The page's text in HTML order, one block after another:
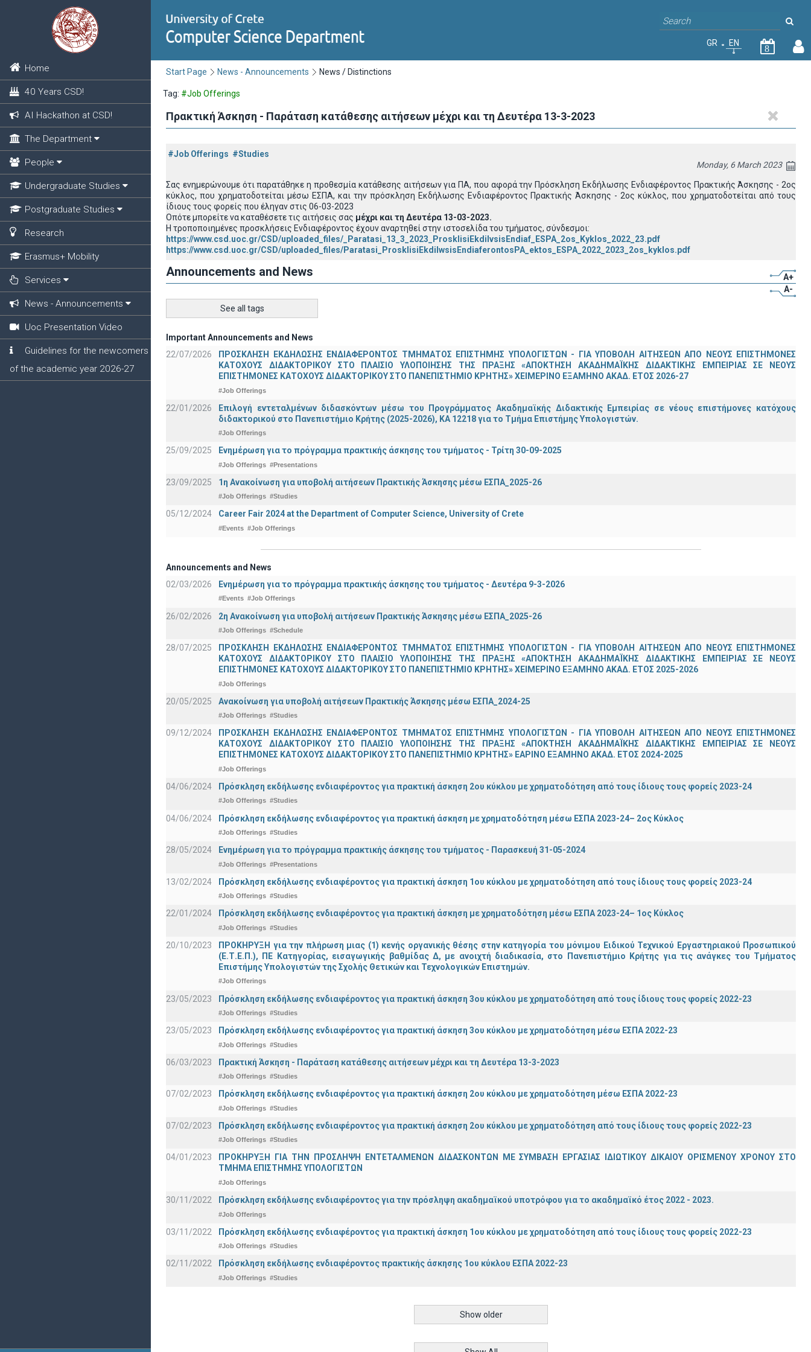
Home
40 Years CSD!
AI Hackathon at CSD!
The Department
People
Undergraduate Studies
Postgraduate Studies
Research
Erasmus+ Mobility
Services
News - Announcements
Uoc Presentation Video
Guidelines for the newcomers
of the academic year 2026-27
GR EN
8
Start Page News - Announcements News / Distinctions
Tag: #Job Offerings
Πρακτική Άσκηση - Παράταση κατάθεσης αιτήσεων μέχρι και τη Δευτέρα 13-3-2023
#Job Offerings #Studies
Monday, 6 March 2023
Σας ενημερώνουμε ότι παρατάθηκε η προθεσμία κατάθεσης αιτήσεων για ΠΑ, που αφορά την Πρόσκληση Εκδήλωσης Ενδιαφέροντος Πρακτικής Άσκησης - 2ος
κύκλος, που χρηματοδοτείται μέσω ΕΣΠΑ, και την πρόσκληση Εκδήλωσης Ενδιαφέροντος Πρακτικής Άσκησης - 2ος κύκλος, που χρηματοδοτείται από τους
ίδιους τους φορείς που έληγαν στις 06-03-2023
Οπότε μπορείτε να καταθέσετε τις αιτήσεις σας μέχρι και τη Δευτέρα 13-03-2023.
Η τροποποιημένες προσκλήσεις Ενδιαφέροντος έχουν αναρτηθεί στην ιστοσελίδα του τμήματος, σύνδεσμοι:
https://www.csd.uoc.gr/CSD/uploaded_files/_Paratasi_13_3_2023_ProsklisiEkdilvsisEndiaf_ESPA_2os_Kyklos_2022_23.pdf
https://www.csd.uoc.gr/CSD/uploaded_files/Paratasi_ProsklisiEkdilwsisEndiaferontosPA_ektos_ESPA_2022_2023_2os_kyklos.pdf
Announcements and News
A+
A-
See all tags
Important Announcements and News
22/07/2026
ΠΡΟΣΚΛΗΣΗ ΕΚΔΗΛΩΣΗΣ ΕΝΔΙΑΦΕΡΟΝΤΟΣ ΤΜΗΜΑΤΟΣ ΕΠΙΣΤΗΜΗΣ ΥΠΟΛΟΓΙΣΤΩΝ - ΓΙΑ ΥΠΟΒΟΛΗ ΑΙΤΗΣΕΩΝ ΑΠΟ ΝΕΟΥΣ ΕΠΙΣΤΗΜΟΝΕΣ
ΚΑΤΟΧΟΥΣ ΔΙΔΑΚΤΟΡΙΚΟΥ ΣΤΟ ΠΛΑΙΣΙΟ ΥΛΟΠΟΙΗΣΗΣ ΤΗΣ ΠΡΑΞΗΣ «ΑΠΟΚΤΗΣΗ ΑΚΑΔΗΜΑΪΚΗΣ ΔΙΔΑΚΤΙΚΗΣ ΕΜΠΕΙΡΙΑΣ ΣΕ ΝΕΟΥΣ
ΕΠΙΣΤΗΜΟΝΕΣ ΚΑΤΟΧΟΥΣ ΔΙΔΑΚΤΟΡΙΚΟΥ ΣΤΟ ΠΑΝΕΠΙΣΤΗΜΙΟ ΚΡΗΤΗΣ» ΧΕΙΜΕΡΙΝΟ ΕΞΑΜΗΝΟ ΑΚΑΔ. ΕΤΟΣ 2026-27
#Job Offerings
22/01/2026
Επιλογή εντεταλμένων διδασκόντων μέσω του Προγράμματος Ακαδημαϊκής Διδακτικής Εμπειρίας σε νέους επιστήμονες κατόχους
διδακτορικού στο Πανεπιστήμιο Κρήτης (2025-2026), ΚΑ 12218 για το Τμήμα Επιστήμης Υπολογιστών.
#Job Offerings
25/09/2025 Ενημέρωση για το πρόγραμμα πρακτικής άσκησης του τμήματος - Τρίτη 30-09-2025
#Job Offerings #Presentations
23/09/2025 1η Ανακοίνωση για υποβολή αιτήσεων Πρακτικής Άσκησης μέσω ΕΣΠΑ_2025-26
#Job Offerings #Studies
05/12/2024 Career Fair 2024 at the Department of Computer Science, University of Crete
#Events #Job Offerings
Announcements and News
02/03/2026
Ενημέρωση για το πρόγραμμα πρακτικής άσκησης του τμήματος - Δευτέρα 9-3-2026
#Events #Job Offerings
26/02/2026 2η Ανακοίνωση για υποβολή αιτήσεων Πρακτικής Άσκησης μέσω ΕΣΠΑ_2025-26
#Job Offerings #Schedule
28/07/2025
ΠΡΟΣΚΛΗΣΗ ΕΚΔΗΛΩΣΗΣ ΕΝΔΙΑΦΕΡΟΝΤΟΣ ΤΜΗΜΑΤΟΣ ΕΠΙΣΤΗΜΗΣ ΥΠΟΛΟΓΙΣΤΩΝ - ΓΙΑ ΥΠΟΒΟΛΗ ΑΙΤΗΣΕΩΝ ΑΠΟ ΝΕΟΥΣ ΕΠΙΣΤΗΜΟΝΕΣ
ΚΑΤΟΧΟΥΣ ΔΙΔΑΚΤΟΡΙΚΟΥ ΣΤΟ ΠΛΑΙΣΙΟ ΥΛΟΠΟΙΗΣΗΣ ΤΗΣ ΠΡΑΞΗΣ «ΑΠΟΚΤΗΣΗ ΑΚΑΔΗΜΑΪΚΗΣ ΔΙΔΑΚΤΙΚΗΣ ΕΜΠΕΙΡΙΑΣ ΣΕ ΝΕΟΥΣ
ΕΠΙΣΤΗΜΟΝΕΣ ΚΑΤΟΧΟΥΣ ΔΙΔΑΚΤΟΡΙΚΟΥ ΣΤΟ ΠΑΝΕΠΙΣΤΗΜΙΟ ΚΡΗΤΗΣ» ΧΕΙΜΕΡΙΝΟ ΕΞΑΜΗΝΟ ΑΚΑΔ. ΕΤΟΣ 2025-2026
#Job Offerings
20/05/2025 Ανακοίνωση για υποβολή αιτήσεων Πρακτικής Άσκησης μέσω ΕΣΠΑ_2024-25
#Job Offerings #Studies
09/12/2024
ΠΡΟΣΚΛΗΣΗ ΕΚΔΗΛΩΣΗΣ ΕΝΔΙΑΦΕΡΟΝΤΟΣ ΤΜΗΜΑΤΟΣ ΕΠΙΣΤΗΜΗΣ ΥΠΟΛΟΓΙΣΤΩΝ - ΓΙΑ ΥΠΟΒΟΛΗ ΑΙΤΗΣΕΩΝ ΑΠΟ ΝΕΟΥΣ ΕΠΙΣΤΗΜΟΝΕΣ
ΚΑΤΟΧΟΥΣ ΔΙΔΑΚΤΟΡΙΚΟΥ ΣΤΟ ΠΛΑΙΣΙΟ ΥΛΟΠΟΙΗΣΗΣ ΤΗΣ ΠΡΑΞΗΣ «ΑΠΟΚΤΗΣΗ ΑΚΑΔΗΜΑΪΚΗΣ ΔΙΔΑΚΤΙΚΗΣ ΕΜΠΕΙΡΙΑΣ ΣΕ ΝΕΟΥΣ
ΕΠΙΣΤΗΜΟΝΕΣ ΚΑΤΟΧΟΥΣ ΔΙΔΑΚΤΟΡΙΚΟΥ ΣΤΟ ΠΑΝΕΠΙΣΤΗΜΙΟ ΚΡΗΤΗΣ» ΕΑΡΙΝΟ ΕΞΑΜΗΝΟ ΑΚΑΔ. ΕΤΟΣ 2024-2025
#Job Offerings
04/06/2024 Πρόσκληση εκδήλωσης ενδιαφέροντος για πρακτική άσκηση 2ου κύκλου με χρηματοδότηση από τους ίδιους τους φορείς 2023-24
#Job Offerings #Studies
04/06/2024 Πρόσκληση εκδήλωσης ενδιαφέροντος για πρακτική άσκηση με χρηματοδότηση μέσω ΕΣΠΑ 2023-24– 2ος Κύκλος
#Job Offerings #Studies
28/05/2024 Ενημέρωση για το πρόγραμμα πρακτικής άσκησης του τμήματος - Παρασκευή 31-05-2024
#Job Offerings #Presentations
13/02/2024 Πρόσκληση εκδήλωσης ενδιαφέροντος για πρακτική άσκηση 1ου κύκλου με χρηματοδότηση από τους ίδιους τους φορείς 2023-24
#Job Offerings #Studies
22/01/2024 Πρόσκληση εκδήλωσης ενδιαφέροντος για πρακτική άσκηση με χρηματοδότηση μέσω ΕΣΠΑ 2023-24– 1ος Κύκλος
#Job Offerings #Studies
20/10/2023
ΠΡΟΚΗΡΥΞΗ για την πλήρωση μιας (1) κενής οργανικής θέσης στην κατηγορία του μόνιμου Ειδικού Τεχνικού Εργαστηριακού Προσωπικού
(Ε.Τ.Ε.Π.), ΠΕ Κατηγορίας, εισαγωγικής βαθμίδας Δ, με ανοιχτή διαδικασία, στο Πανεπιστήμιο Κρήτης για τις ανάγκες του Τμήματος
Επιστήμης Υπολογιστών της Σχολής Θετικών και Τεχνολογικών Επιστημών.
#Job Offerings
23/05/2023 Πρόσκληση εκδήλωσης ενδιαφέροντος για πρακτική άσκηση 3ου κύκλου με χρηματοδότηση από τους ίδιους τους φορείς 2022-23
#Job Offerings #Studies
23/05/2023 Πρόσκληση εκδήλωσης ενδιαφέροντος για πρακτική άσκηση 3ου κύκλου με χρηματοδότηση μέσω ΕΣΠΑ 2022-23
#Job Offerings #Studies
06/03/2023 Πρακτική Άσκηση - Παράταση κατάθεσης αιτήσεων μέχρι και τη Δευτέρα 13-3-2023
#Job Offerings #Studies
07/02/2023 Πρόσκληση εκδήλωσης ενδιαφέροντος για πρακτική άσκηση 2ου κύκλου με χρηματοδότηση μέσω ΕΣΠΑ 2022-23
#Job Offerings #Studies
07/02/2023 Πρόσκληση εκδήλωσης ενδιαφέροντος για πρακτική άσκηση 2ου κύκλου με χρηματοδότηση από τους ίδιους τους φορείς 2022-23
#Job Offerings #Studies
04/01/2023
ΠΡΟΚΗΡΥΞΗ ΓΙΑ ΤΗΝ ΠΡΟΣΛΗΨΗ ΕΝΤΕΤΑΛΜΕΝΩΝ ΔΙΔΑΣΚΟΝΤΩΝ ΜΕ ΣΥΜΒΑΣΗ ΕΡΓΑΣΙΑΣ ΙΔΙΩΤΙΚΟΥ ΔΙΚΑΙΟΥ ΟΡΙΣΜΕΝΟΥ ΧΡΟΝΟΥ ΣΤΟ
ΤΜΗΜΑ ΕΠΙΣΤΗΜΗΣ ΥΠΟΛΟΓΙΣΤΩΝ
#Job Offerings
30/11/2022 Πρόσκληση εκδήλωσης ενδιαφέροντος για την πρόσληψη ακαδημαϊκoύ υποτρόφου για το ακαδημαϊκό έτος 2022 - 2023.
#Job Offerings
03/11/2022 Πρόσκληση εκδήλωσης ενδιαφέροντος για πρακτική άσκηση 1ου κύκλου με χρηματοδότηση από τους ίδιους τους φορείς 2022-23
#Job Offerings #Studies
02/11/2022 Πρόσκληση εκδήλωσης ενδιαφέροντος πρακτικής άσκησης 1ου κύκλου ΕΣΠΑ 2022-23
#Job Offerings #Studies
Show older